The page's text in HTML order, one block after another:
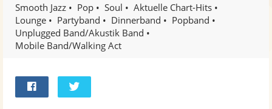
Smooth Jazz Pop Soul
Aktuelle Chart-Hits
Lounge
Partyband Dinnerband
Popband
Unplugged Band/Akustik Band
Mobile Band/Walking Act